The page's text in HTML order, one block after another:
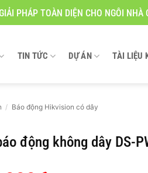
PHÁP TOÀN DIỆN CHO NGÔI NHÀ
TIN TỨC DỰ ÁN TÀI LIỆU
/ Báo động Hikvision có dây
động không dây DS-